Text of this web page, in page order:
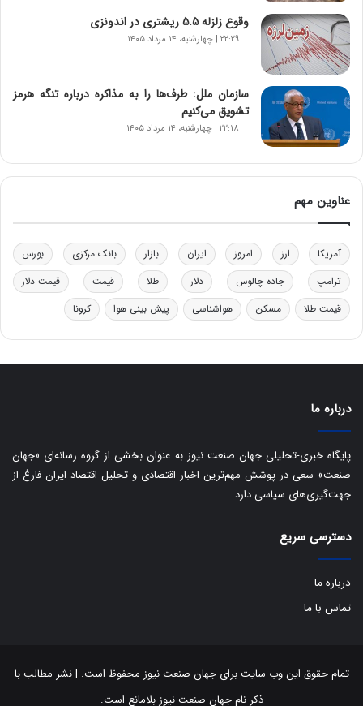
و
د
ر
و
ب
ر
ی
ت
و
ل
د
خ
و
د
ر
و
ی
ک
ی
ف
ی
وقوع زلزله ۵.۵ ریشتری در اندونزی
۲۲:۲۹ | چهارشنبه، ۱۴ مرداد ۱۴۰۵
سازمان ملل: طرف‌ها را به مذاکره درباره تنگه هرمز
تشویق می‌کنیم
۲۲:۱۸ | چهارشنبه، ۱۴ مرداد ۱۴۰۵
عناوین مهم
آمریکا ارز امروز ایران بازار بانک مرکزی
بورس
ترامپ
جاده چالوس دلار طلا قیمت
قیمت دلار
قیمت طلا
مسکن هواشناسی پیش بینی هوا کرونا
درباره ما
پایگاه خبری-تحلیلی جهان صنعت نیوز به عنوان بخشی از گروه رسانه‌ای «جهان
صنعت» سعی در پوشش مهم‌ترین اخبار اقتصادی و تحلیل اقتصاد ایران فارغ از
جهت‌گیری‌های سیاسی دارد.
دسترسی سریع
درباره ما
تماس با ما
تمام حقوق این وب سایت برای جهان صنعت نیوز محفوظ است. | نشر مطالب با
ذکر نام جهان صنعت نیوز بلامانع است.